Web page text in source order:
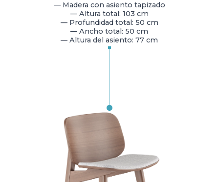
— Madera con asiento tapizado
— Altura total: 103 cm
— Profundidad total: 50 cm
— Ancho total: 50 cm
— Altura del asiento: 77 cm